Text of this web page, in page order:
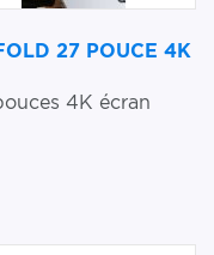
27 POUCE 4K
4K écran